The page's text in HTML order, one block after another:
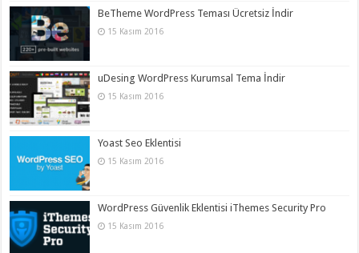
BeTheme WordPress Teması Ücretsiz İndir
15 Kasım 2016
uDesing WordPress Kurumsal Tema İndir
15 Kasım 2016
Yoast Seo Eklentisi
15 Kasım 2016
WordPress Güvenlik Eklentisi iThemes Security Pro
15 Kasım 2016